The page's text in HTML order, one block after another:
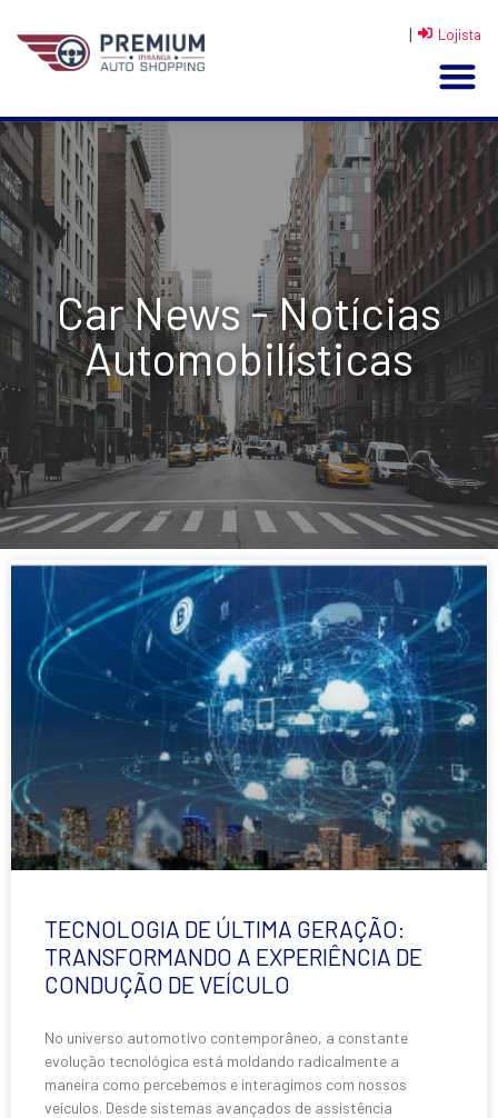
| Lojista
Car News - Notícias
Automobilísticas
TECNOLOGIA DE ÚLTIMA GERAÇÃO:
TRANSFORMANDO A EXPERIÊNCIA DE
CONDUÇÃO DE VEÍCULO
No universo automotivo contemporâneo, a constante
evolução tecnológica está moldando radicalmente a
maneira como percebemos e interagimos com nossos
veículos. Desde sistemas avançados de assistência